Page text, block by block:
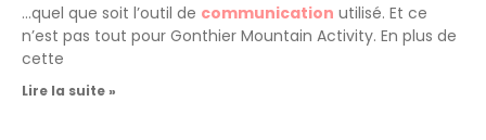
…quel que soit l’outil de communication utilisé. Et ce
n’est pas tout pour Gonthier Mountain Activity. En plus de
cette
Lire la suite »